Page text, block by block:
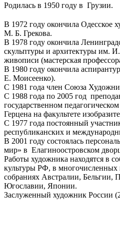
Родилась в 1950 году в Грузии.
В 1972 году окончила Одесское
М. Б. Грекова.
В 1978 году окончила
скульптуры и архитектуры им.
живописи (мастерская
В 1980 году окончила
Е. Моисеенко).
С 1981 года член Союза
С 1988 года по 2005 год
государственном
Герцена на факультете
С 1977 года постоянный
республиканских и
В 2001 году состоялась
мир» в Елагиноостровском
Работы художника находятся в
культуры РФ, в многочисленных
собраниях Австралии,
Югославии, Японии.
Заслуженный художник России